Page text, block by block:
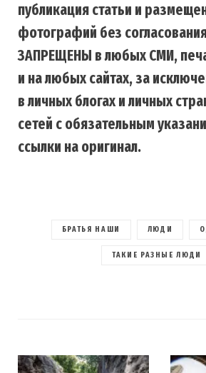
публикация статьи и
фотографий без
ЗАПРЕЩЕНЫ в любых СМИ,
и на любых сайтах, за
в личных блогах и личных
сетей с обязательным
ссылки на оригинал.
БРАТЬЯ НАШИ ЛЮДИ
ТАКИЕ РАЗНЫЕ ЛЮДИ